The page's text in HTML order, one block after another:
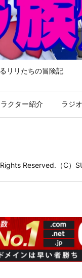
リリたちの冒険記
クター紹介 ラジオ
Reserved.（C）